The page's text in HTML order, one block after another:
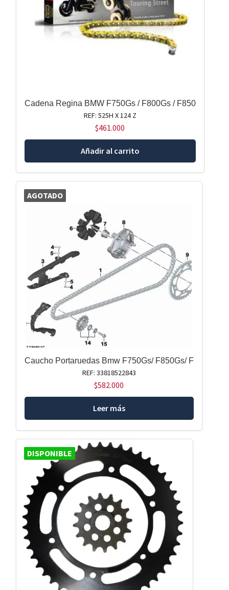
Cadena Regina BMW F750Gs / F800Gs / F850
REF: 525H X 124 Z
$461.000
Añadir al carrito
AGOTADO
Caucho Portaruedas Bmw F750Gs/ F850Gs/ F
REF: 33818522843
$582.000
Leer más
DISPONIBLE